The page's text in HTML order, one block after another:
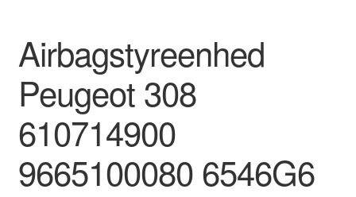
Airbagstyreenhed
Peugeot 308
610714900
9665100080 6546G6